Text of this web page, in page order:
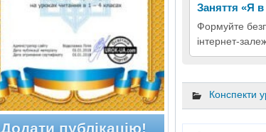
Заняття «Я в
Формуйте
інтернет-
Конспекти
Додати публікацію!